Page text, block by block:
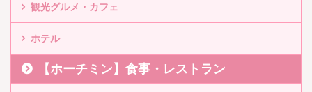
観光グルメ・カフェ
ホテル
【ホーチミン】食事・レストラン